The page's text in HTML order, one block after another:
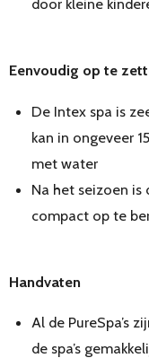
door kleine
Eenvoudig op te
De Intex spa is
kan in ongeveer
met water
Na het seizoen is
compact op te
Handvaten
Al de PureSpa’s
de spa’s